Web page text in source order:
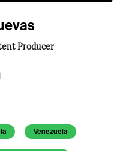
Producer
Venezuela